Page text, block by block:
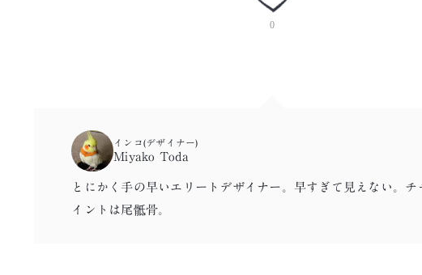
0
インコ(デザイナー)
Miyako Toda
とにかく手の早いエリートデザイナー。早すぎて見えない。チ
イントは尾骶骨。